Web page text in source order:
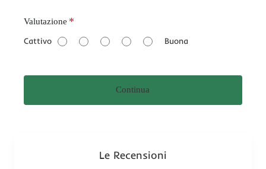
V
l
t
z
Valutazione
Cattivo Buona
Continua
Le Recensioni